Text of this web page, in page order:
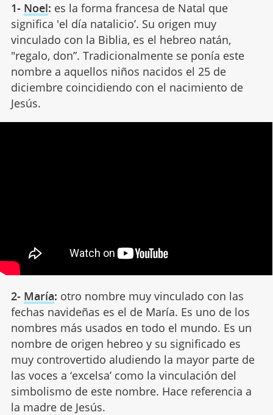
1- Noel: es la forma francesa de Natal que
significa 'el día natalicio’. Su origen muy
vinculado con la Biblia, es el hebreo natán,
"regalo, don”. Tradicionalmente se ponía este
nombre a aquellos niños nacidos el 25 de
diciembre coincidiendo con el nacimiento de
Jesús.
2- María: otro nombre muy vinculado con las
fechas navideñas es el de María. Es uno de los
nombres más usados en todo el mundo. Es un
nombre de origen hebreo y su significado es
muy controvertido aludiendo la mayor parte de
las voces a ‘excelsa’ como la vinculación del
simbolismo de este nombre. Hace referencia a
la madre de Jesús.